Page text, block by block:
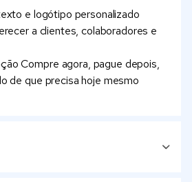
e logótipo personalizado
a clientes, colaboradores e
Compre agora, pague depois,
de que precisa hoje mesmo